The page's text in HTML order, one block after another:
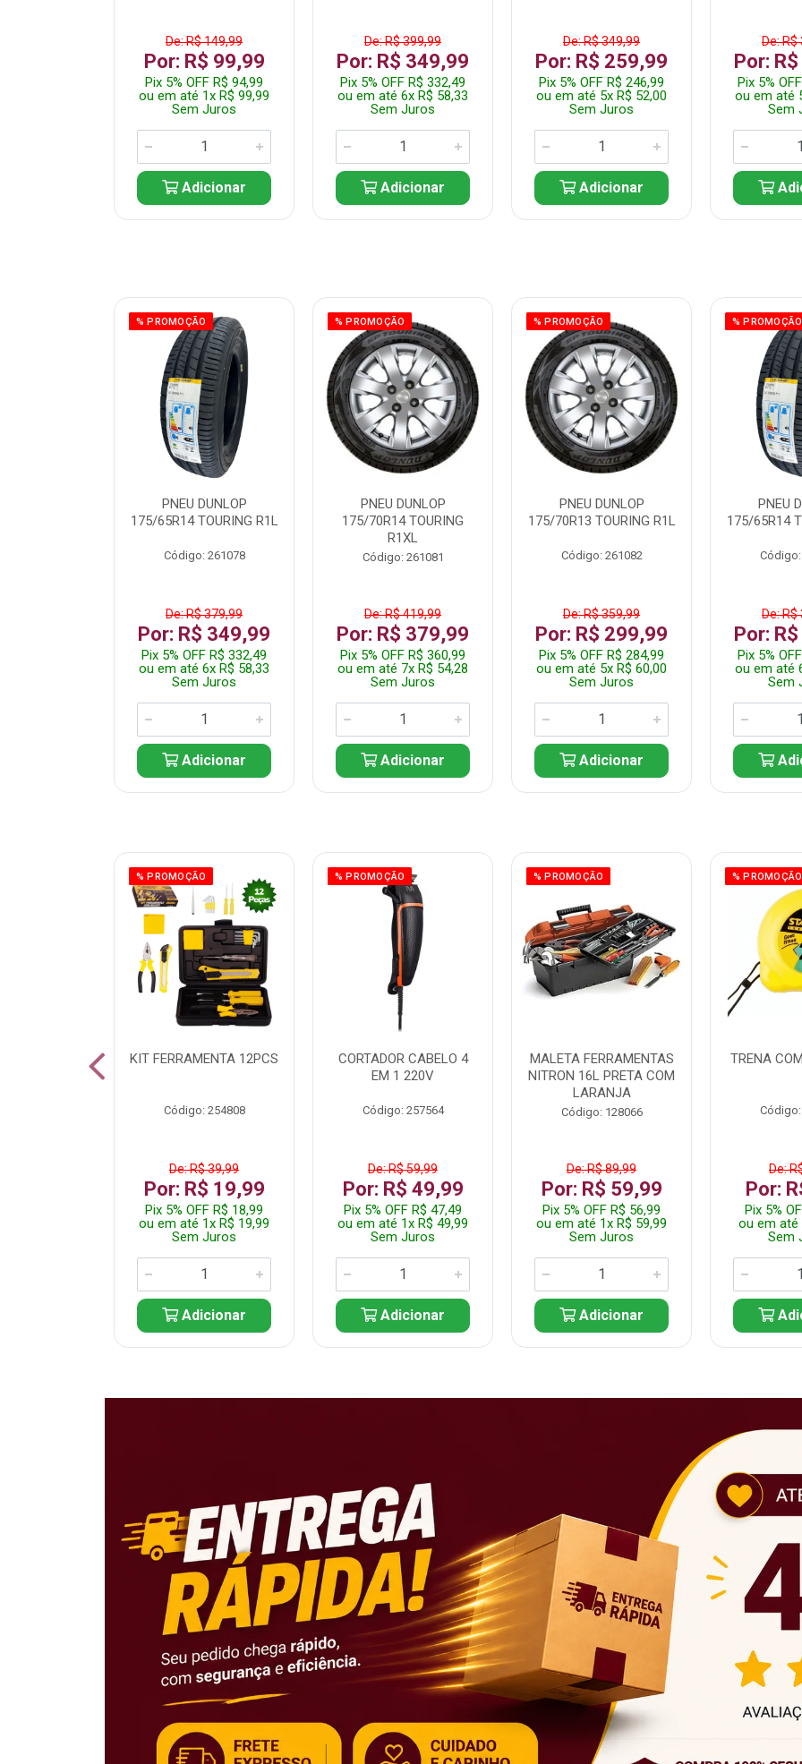
De: R$ 149,99
Por: R$ 99,99
Pix 5% OFF R$ 94,99
ou em até 1x R$ 99,99
Sem Juros
Adicionar
De: R$ 399,99
Por: R$ 349,99
Pix 5% OFF R$ 332,49
ou em até 6x R$ 58,33
Sem Juros
Adicionar
De: R$ 349,99
Por: R$ 259,99
Pix 5% OFF R$ 246,99
ou em até 5x R$ 52,00
Sem Juros
Adicionar
De: R$
Por:
Pix 5%
ou em até
Sem
% PROMOÇÃO
PNEU DUNLOP
175/65R14 TOURING R1L
Código: 261078
De: R$ 379,99
Por: R$ 349,99
Pix 5% OFF R$ 332,49
ou em até 6x R$ 58,33
Sem Juros
Adicionar
% PROMOÇÃO
PNEU DUNLOP
175/70R14 TOURING
R1XL
Código: 261081
De: R$ 419,99
Por: R$ 379,99
Pix 5% OFF R$ 360,99
ou em até 7x R$ 54,28
Sem Juros
Adicionar
% PROMOÇÃO
PNEU DUNLOP
175/70R13 TOURING R1L
Código: 261082
De: R$ 359,99
Por: R$ 299,99
Pix 5% OFF R$ 284,99
ou em até 5x R$ 60,00
Sem Juros
Adicionar
% PROMOÇÃO
PNEU
175/65R14
De: R$
Por:
Pix 5%
ou em até
Sem
% PROMOÇÃO
KIT FERRAMENTA 12PCS
Código: 254808
De: R$ 39,99
Por: R$ 19,99
Pix 5% OFF R$ 18,99
ou em até 1x R$ 19,99
Sem Juros
Adicionar
% PROMOÇÃO
CORTADOR CABELO 4
EM 1 220V
Código: 257564
De: R$ 59,99
Por: R$ 49,99
Pix 5% OFF R$ 47,49
ou em até 1x R$ 49,99
Sem Juros
Adicionar
% PROMOÇÃO
MALETA FERRAMENTAS
NITRON 16L PRETA COM
LARANJA
Código: 128066
De: R$ 89,99
Por: R$ 59,99
Pix 5% OFF R$ 56,99
ou em até 1x R$ 59,99
Sem Juros
Adicionar
% PROMOÇÃO
TRENA
De:
Por:
Pix 5%
ou em até
Sem